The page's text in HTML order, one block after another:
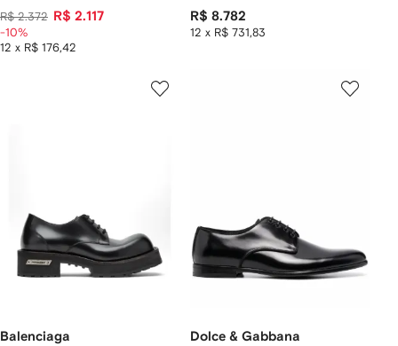
R$ 2.372 R$ 2.117
12 x R$ 176,42
-10%
R$ 8.782
12 x R$ 731,83
Balenciaga Dolce & Gabbana